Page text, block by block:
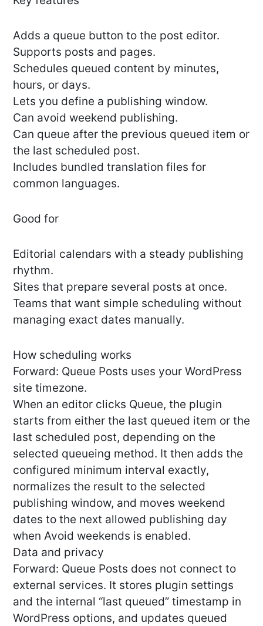
Adds a queue button to the post editor.
Supports posts and pages.
Schedules queued content by minutes,
hours, or days.
Lets you define a publishing window.
Can avoid weekend publishing.
Can queue after the previous queued item or
the last scheduled post.
Includes bundled translation files for
common languages.
Good for
Editorial calendars with a steady publishing
rhythm.
Sites that prepare several posts at once.
Teams that want simple scheduling without
managing exact dates manually.
How scheduling works
Forward: Queue Posts uses your WordPress
site timezone.
When an editor clicks Queue, the plugin
starts from either the last queued item or the
last scheduled post, depending on the
selected queueing method. It then adds the
configured minimum interval exactly,
normalizes the result to the selected
publishing window, and moves weekend
dates to the next allowed publishing day
when Avoid weekends is enabled.
Data and privacy
Forward: Queue Posts does not connect to
external services. It stores plugin settings
and the internal “last queued” timestamp in
WordPress options, and updates queued